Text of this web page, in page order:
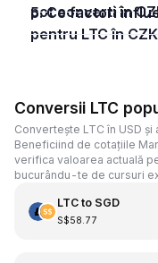
pot converti în
5. Ce factori influențează cursul de schimb
pentru LTC în
Conversii LTC
Convertește LTC în USD
Beneficiind de cotațiile
verifica valoarea actuală
bucurându-te de cursuri
LTCto SGD
S$58.77